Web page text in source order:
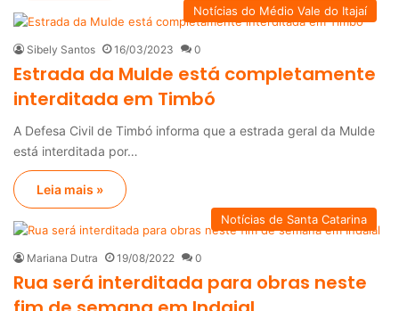
Notícias do Médio Vale do Itajaí
Sibely Santos 16/03/2023 0
Estrada da Mulde está completamente
interditada em Timbó
A Defesa Civil de Timbó informa que a estrada geral da Mulde
está interditada por…
Leia mais »
Notícias de Santa Catarina
Mariana Dutra 19/08/2022 0
Rua será interditada para obras neste